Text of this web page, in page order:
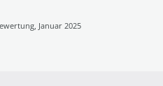
Januar 2025